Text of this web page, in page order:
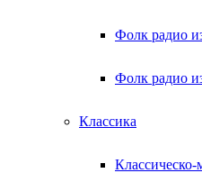
Фолк радио
Фолк радио
Классика
Классическо-